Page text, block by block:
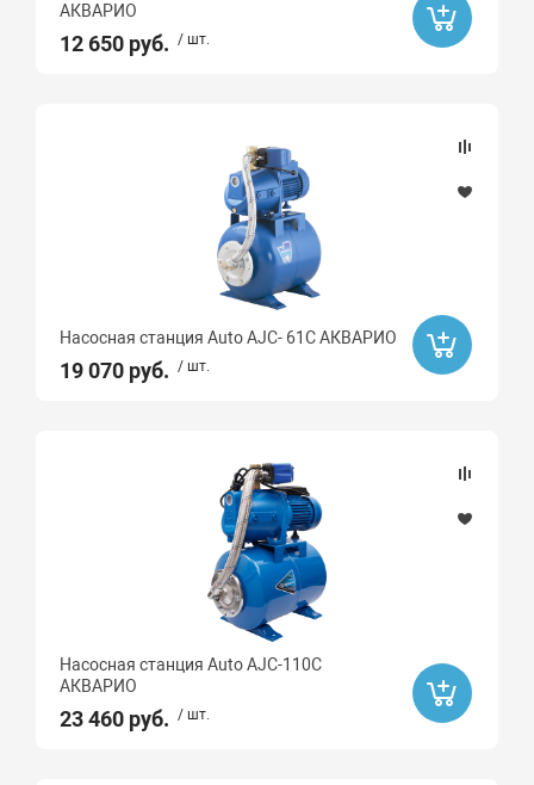
АКВАРИО
12 650 руб. / шт.
Насосная станция Auto AJC- 61C АКВАРИО
19 070 руб. / шт.
Насосная станция Auto AJC-110C
АКВАРИО
23 460 руб. / шт.